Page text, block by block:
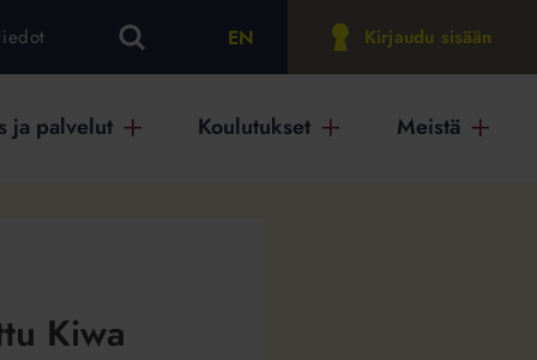
EN Kirjaudu sisään
ja palvelut Koulutukset Meistä
Kiwa